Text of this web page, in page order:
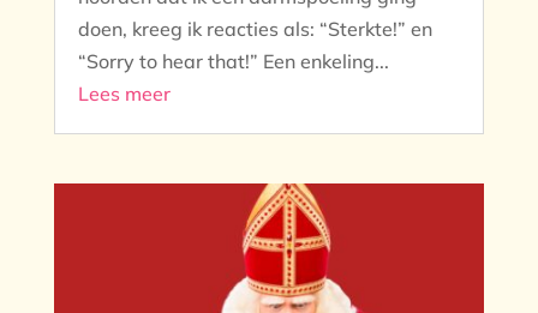
doen, kreeg ik reacties als: “Sterkte!” en
“Sorry to hear that!” Een enkeling...
Lees meer